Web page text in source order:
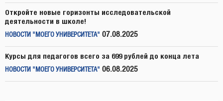
Откройте новые горизонты исследовательской
деятельности в школе!
НОВОСТИ "МОЕГО УНИВЕРСИТЕТА" 07.08.2025
Курсы для педагогов всего за 699 рублей до конца лета
НОВОСТИ "МОЕГО УНИВЕРСИТЕТА" 06.08.2025